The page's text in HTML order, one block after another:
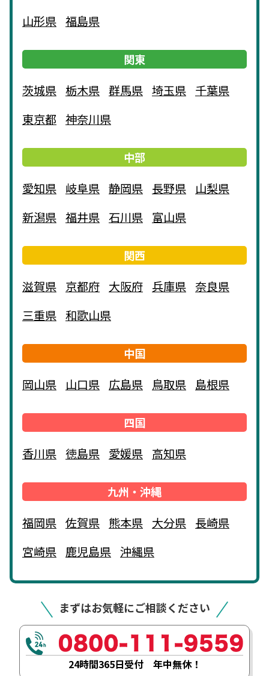
山形県 福島県
関東
茨城県 栃木県 群馬県 埼玉県 千葉県
東京都 神奈川県
中部
愛知県 岐阜県 静岡県 長野県
山梨県
新潟県 福井県 石川県 富山県
関西
滋賀県 京都府 大阪府 兵庫県 奈良県
三重県 和歌山県
中国
岡山県 山口県 広島県 鳥取県 島根県
四国
香川県 徳島県 愛媛県 高知県
九州・沖縄
福岡県 佐賀県 熊本県 大分県 長崎県
宮崎県 鹿児島県 沖縄県
まずはお気軽にご相談ください
24時間365日受付 年中無休！